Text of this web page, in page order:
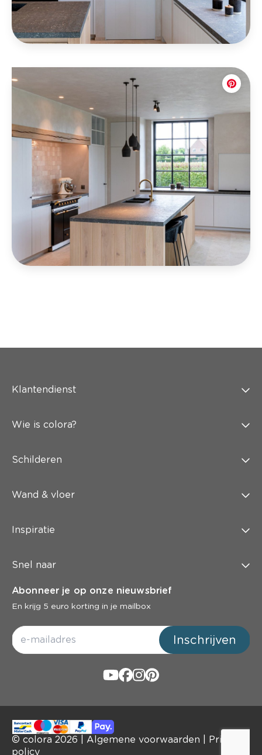
Klantendienst
Wie is colora?
Schilderen
Wand & vloer
Inspiratie
Snel naar
Abonneer je op onze nieuwsbrief
En krijg 5 euro korting in je mailbox
Inschrijven
© colora 2026 Algemene voorwaarden
Privacy
policy